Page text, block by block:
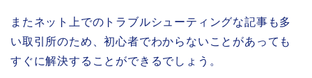
またネット上でのトラブルシューティングな記事も多
い取引所のため、初心者でわからないことがあっても
すぐに解決することができるでしょう。